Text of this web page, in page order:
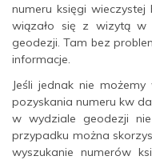
numeru księgi
wiązało się z wizytą w
geodezji. Tam bez
informacje.
Jeśli jednak nie
pozyskania numeru kw
w wydziale geodezji
przypadku można
wyszukanie numerów